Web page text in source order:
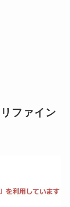
ファイン